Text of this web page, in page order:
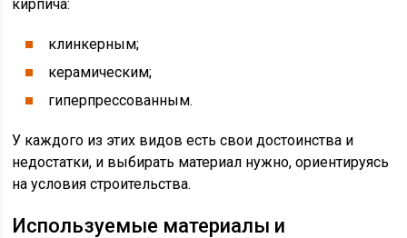
кирпича:
клинкерным;
керамическим;
гиперпрессованным.
У каждого из этих видов есть свои достоинства и
недостатки, и выбирать материал нужно, ориентируясь
на условия строительства.
Используемые материалы и